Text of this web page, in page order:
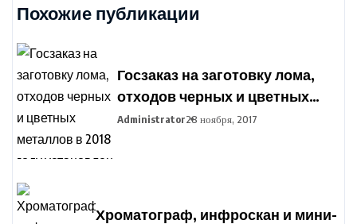
Похожие публикации
Госзаказ на заготовку лома,
отходов черных и цветных
металлов в 2018 году
Administrator28 ноября, 2017
Хроматограф, инфроскан и мини-